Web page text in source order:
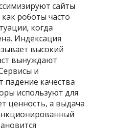
сайты
роботы часто
когда
Индексация
высокий
вынуждают
и
качества
используют для
ценность, а выдача